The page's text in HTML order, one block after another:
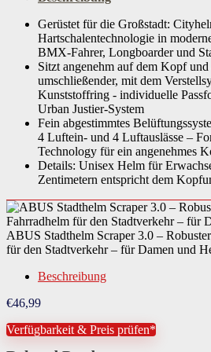
Gerüstet für die Großstadt:
Hartschalentechnologie in
BMX-Fahrer, Longboarder und
Sitzt angenehm auf dem Kopf
umschließender, mit dem
Kunststoffring ​- individuelle
Urban Justier-System
Fein abgestimmtes
4 Luftein- und 4 Luftauslässe –
Technology für ein angenehmes
Details: Unisex Helm für
Zentimetern entspricht dem
ABUS Stadthelm Scraper 3.0 –
für den Stadtverkehr – für Damen und
Beschreibung
€46,99
Verfügbarkeit & Preis prüfen*